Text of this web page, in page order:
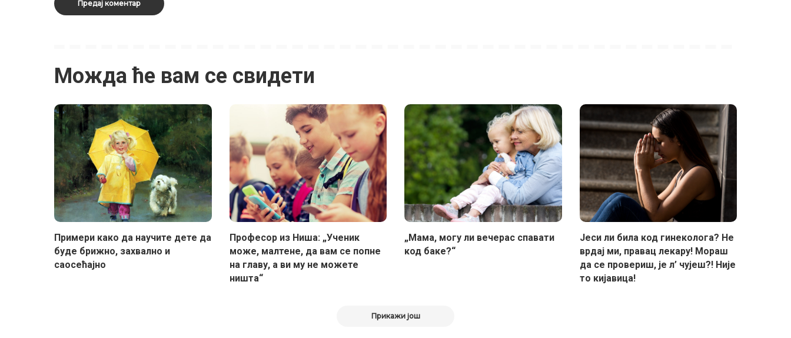
Можда ће вам се свидети
Примери како да научите дете да
буде брижно, захвално и
саосећајно
Професор из Ниша: „Ученик
може, малтене, да вам се попне
на главу, а ви му не можете
ништа“
„Мама, могу ли вечерас спавати
код баке?“
Јеси ли била код гинеколога? Не
врдај ми, правац лекару! Мораш
да се провериш, је л’ чујеш?! Није
то кијавица!
Прикажи још